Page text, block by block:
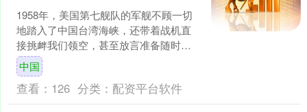
1958年，美国第七舰队的军舰不顾一切
地踏入了中国台湾海峡，还带着战机直
接挑衅我们领空，甚至放言准备随时发
动致命攻击。那个时候的中国，是怎样
的一个状态？经济一穷....
中国
查看： 126 分类： 配资平台软件